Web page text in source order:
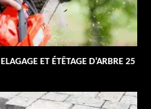
ELAGAGE ET ÉTÊTAGE D'ARBRE 25